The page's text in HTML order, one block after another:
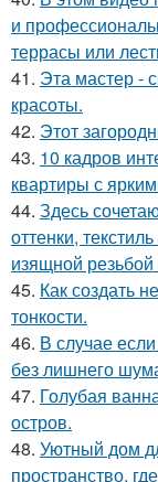
и
террасы или
41. Эта мастер -
красоты.
42. Этот
43. 10 кадров
квартиры с
44. Здесь
оттенки,
изящной
45. Как создать
тонкости.
46. В случае
без лишнего
47. Голубая
остров.
48. Уютный дом
пространство,